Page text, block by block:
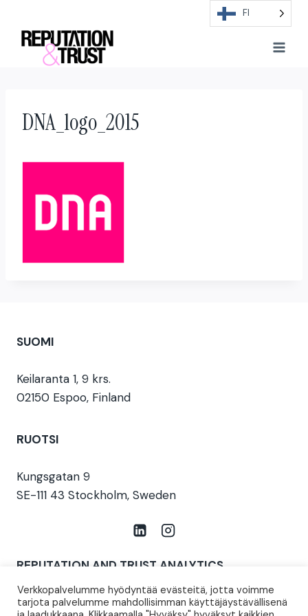
content
FI
DNA_logo_2015
SUOMI
Keilaranta 1, 9 krs.
02150 Espoo, Finland
RUOTSI
Kungsgatan 9
SE-111 43 Stockholm, Sweden
REPUTATION AND TRUST ANALYTICS
Aiemmin T-Media (perustettu 1997)
Verkkopalvelumme hyödyntää evästeitä, jotta voimme
tarjota palvelumme mahdollisimman käyttäjäystävällisenä